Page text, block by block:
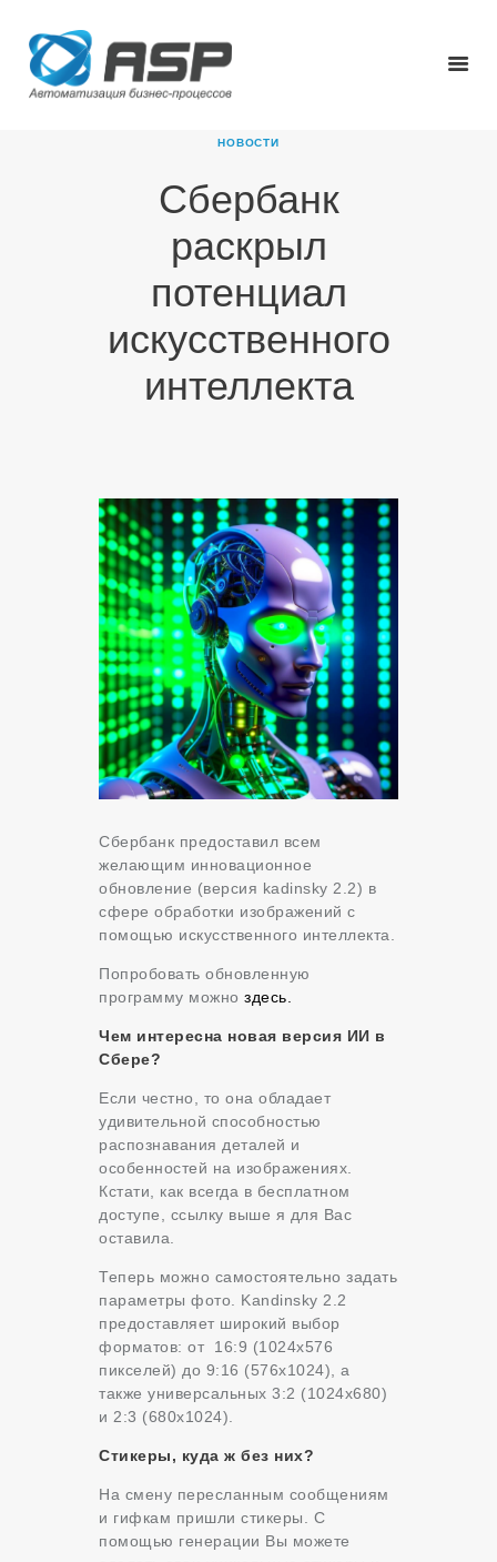
НОВОСТИ
Сбербанк
раскрыл
потенциал
искусственного
интеллекта
ГЛАВНАЯ
О КОМПАНИИ
НОВОСТИ
КАРЬЕРА
ПАРТНЕРЫ
КОНТАКТЫ
Сбербанк предоставил всем
желающим инновационное
обновление (версия kadinsky 2.2) в
сфере обработки изображений с
помощью искусственного интеллекта.
Попробовать обновленную
программу можно здесь.
Чем интересна новая версия ИИ в
Сбере?
Если честно, то она обладает
удивительной способностью
распознавания деталей и
особенностей на изображениях.
Кстати, как всегда в бесплатном
доступе, ссылку выше я для Вас
оставила.
Теперь можно самостоятельно задать
параметры фото. Kandinsky 2.2
предоставляет широкий выбор
форматов: от 16:9 (1024х576
пикселей) до 9:16 (576х1024), а
также универсальных 3:2 (1024х680)
и 2:3 (680х1024).
Стикеры, куда ж без них?
На смену пересланным сообщениям
и гифкам пришли стикеры. С
помощью генерации Вы можете